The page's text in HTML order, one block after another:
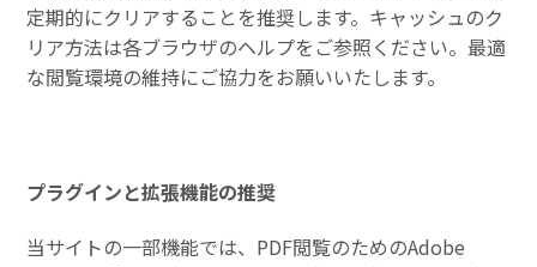
定期的にクリアすることを推奨します。キャッシュのク
リア方法は各ブラウザのヘルプをご参照ください。最適
な閲覧環境の維持にご協力をお願いいたします。
プラグインと拡張機能の推奨
当サイトの一部機能では、PDF閲覧のためのAdobe